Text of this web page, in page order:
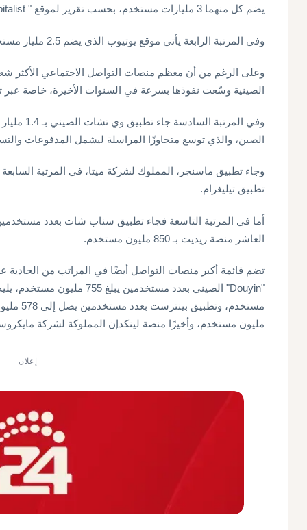
يضم كل منهما 3 مليارات مستخدم، بحسب تقرير لموقع " Visual Capitalist"، اطلعت عليه "العربية Business".
وفي المرتبة الرابعة يأتي موقع يوتيوب الذي يضم 2.5 مليار مستخدم، يليه تطبيق تيك توك بملياري مستخدم.
وعلى الرغم من أن معظم منصات التواصل الاجتماعي الأكثر
الصينية وسّعت نفوذها بسرعة في السنوات الأخيرة، خاصة عبر
وفي
الصين، والذي توسع متجاوزًا المراسلة ليشمل المدفوعات
وجاء تطبيق ماسنجر، المملوك لشركة ميتا، في المرتبة
تطبيق تيليغرام.
العاشر منصة ريديت بـ 850 مليون مستخدم.
تضم قائمة أكبر منصات التواصل أيضًا في المراتب من
مليون مستخدم، وأخيرًا منصة لينكدإن المملوكة لشركة مايكروسوفت، والتي تضم
إعلان